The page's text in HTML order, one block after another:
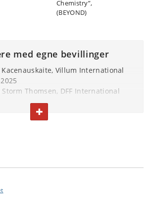
Chemistry”,
(BEYOND)
med egne bevillinger
Villum International
Thomsen, DFF International
Nordgaard Christensen, Postdoc
abroad – Bioscience and
FOLD TEKST IND ELLER UD